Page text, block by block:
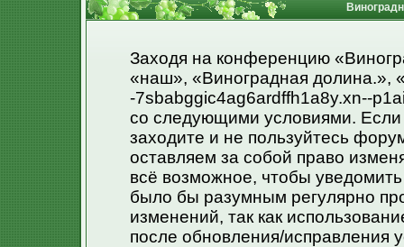
Заходя на конференцию
«наш», «Виноградная долина.»,
-7sbabggic4ag6ardffh1a8y.xn--
со следующими условиями.
заходите и не пользуйтесь
оставляем за собой право
всё возможное, чтобы
было бы разумным регулярно
изменений, так как
после обновления/исправления